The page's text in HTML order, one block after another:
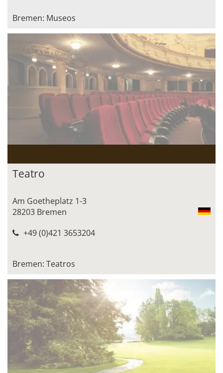
Bremen: Museos
Teatro
Am Goetheplatz 1-3
28203 Bremen
+49 (0)421 3653204
Bremen: Teatros